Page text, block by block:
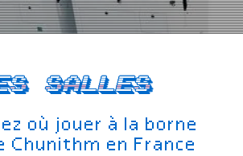
salles
où jouer à la borne
Chunithm en France